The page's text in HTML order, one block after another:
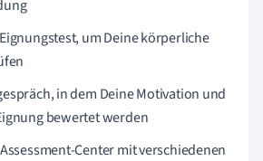
um Deine körperliche
in dem Deine Motivation und
bewertet werden
Center mit verschiedenen